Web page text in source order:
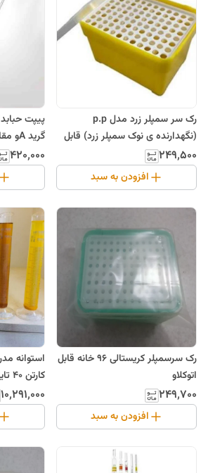
رک سر سمپلر زرد مدل p.p
(نگهدارنده ی نوک سمپلر زرد) قابل
اتوکلاو
۲۴۹٬۵۰۰
افزودن به سبد
گرید Aو مقاوم در اسید گلاسکو
۴۲۰٬۰۰۰
رک سرسمپلر کریستالی 96 خانه قابل
اتوکلاو
۲۴۹٬۷۰۰
افزودن به سبد
کارتن 40 تایی )
۱۰٬۲۹۱٬۰۰۰